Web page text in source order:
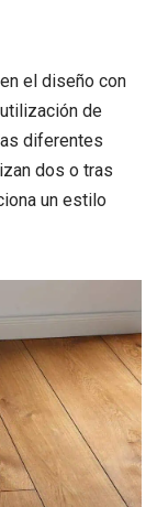
el diseño con
de
diferentes
dos o tras
un estilo